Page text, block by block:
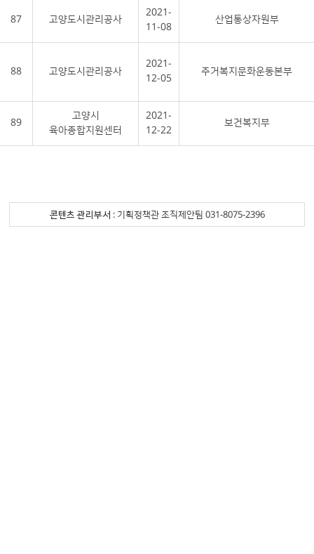
87 고양도시관리공사
2021-
11-08
산업통상자원부
88 고양도시관리공사
2021-
12-05
주거복지문화운동본부
89
고양시
육아종합지원센터
2021-
12-22
보건복지부
콘텐츠 관리부서 : 기획정책관 조직제안팀 031-8075-2396